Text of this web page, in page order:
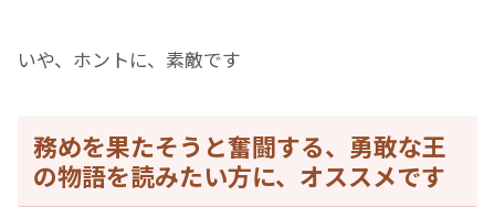
いや、ホントに、素敵です
務めを果たそうと奮闘する、勇敢な王
の物語を読みたい方に、オススメです